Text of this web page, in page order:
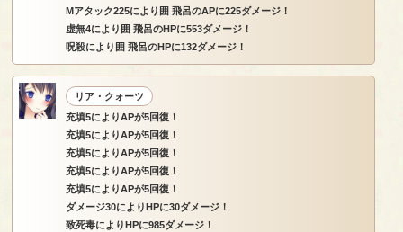
Mアタック225により囲 飛呂のAPに225ダメージ！
虚無4により囲 飛呂のHPに553ダメージ！
呪殺により囲 飛呂のHPに132ダメージ！
リア・クォーツ
充填5によりAPが5回復！
充填5によりAPが5回復！
充填5によりAPが5回復！
充填5によりAPが5回復！
充填5によりAPが5回復！
ダメージ30によりHPに30ダメージ！
致死毒によりHPに985ダメージ！